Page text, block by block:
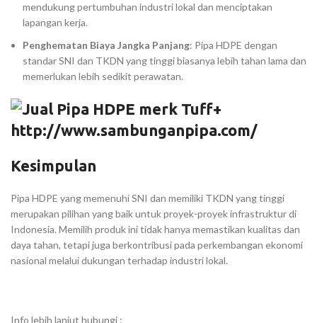
mendukung pertumbuhan industri lokal dan menciptakan
lapangan kerja.
Penghematan Biaya Jangka Panjang: Pipa HDPE dengan
standar SNI dan TKDN yang tinggi biasanya lebih tahan lama dan
memerlukan lebih sedikit perawatan.
Kesimpulan
Pipa HDPE yang memenuhi SNI dan memiliki TKDN yang tinggi
merupakan pilihan yang baik untuk proyek-proyek infrastruktur di
Indonesia. Memilih produk ini tidak hanya memastikan kualitas dan
daya tahan, tetapi juga berkontribusi pada perkembangan ekonomi
nasional melalui dukungan terhadap industri lokal.
Info lebih lanjut hubungi :